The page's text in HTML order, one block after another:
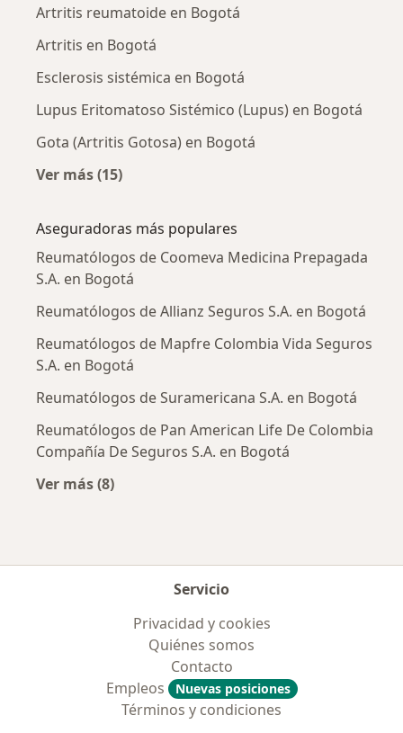
Artritis reumatoide en Bogotá
Artritis en Bogotá
Esclerosis sistémica en Bogotá
Lupus Eritomatoso Sistémico (Lupus) en Bogotá
Gota (Artritis Gotosa) en Bogotá
Ver más (15)
Aseguradoras más populares
Reumatólogos de Coomeva Medicina Prepagada
S.A. en Bogotá
Reumatólogos de Allianz Seguros S.A. en Bogotá
Reumatólogos de Mapfre Colombia Vida Seguros
S.A. en Bogotá
Reumatólogos de Suramericana S.A. en Bogotá
Reumatólogos de Pan American Life De Colombia
Compañía De Seguros S.A. en Bogotá
Ver más (8)
Servicio
Privacidad y cookies
Quiénes somos
Contacto
Empleos
Nuevas posiciones
Términos y condiciones